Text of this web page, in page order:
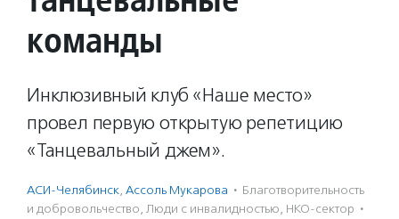
команды
Инклюзивный клуб «Наше место»
провел первую открытую репетицию
«Танцевальный джем».
АСИ-Челябинск, Ассоль Мукарова · Благотвори­тель­ность
и доброволь­чест­во, Люди с инвалидностью, НКО-сектор ·